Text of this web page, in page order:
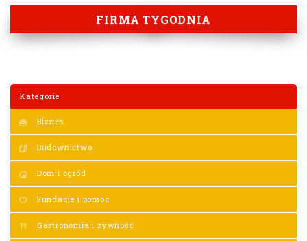
FIRMA TYGODNIA
Kategorie
Biznes
Budownictwo
Dom i ogród
Fundacje i pomoc
Gastronomia i żywność